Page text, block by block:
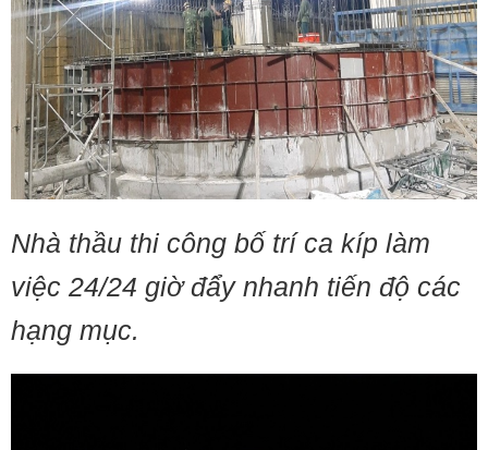
Nhà thầu thi công bố trí ca kíp làm
việc 24/24 giờ đẩy nhanh tiến độ các
hạng mục.